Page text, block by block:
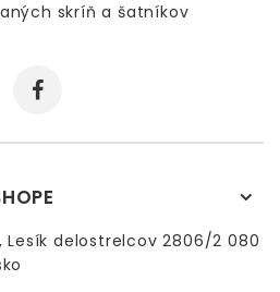
skríň a šatníkov
Lesík delostrelcov 2806/2 080